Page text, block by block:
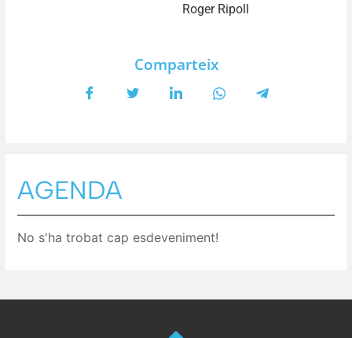
Roger Ripoll
Comparteix
AGENDA
No s'ha trobat cap esdeveniment!